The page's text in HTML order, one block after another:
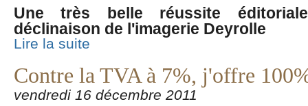
Une très belle réussite
déclinaison de l'imagerie Deyrolle
Lire la suite
Contre la TVA à 7%, j'offre
vendredi 16 décembre 2011